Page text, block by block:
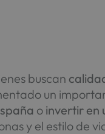
buscan
un
o invertir en
y el estilo de